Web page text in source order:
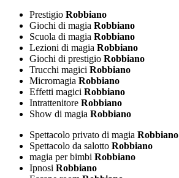
Prestigio Robbiano
Giochi di magia Robbiano
Scuola di magia Robbiano
Lezioni di magia Robbiano
Giochi di prestigio Robbiano
Trucchi magici Robbiano
Micromagia Robbiano
Effetti magici Robbiano
Intrattenitore Robbiano
Show di magia Robbiano
Spettacolo privato di magia Robbiano
Spettacolo da salotto Robbiano
magia per bimbi Robbiano
Ipnosi Robbiano